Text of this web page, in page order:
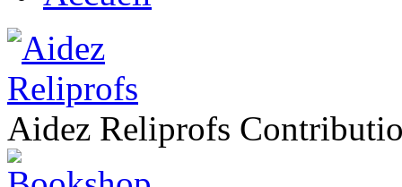
Aidez Reliprofs